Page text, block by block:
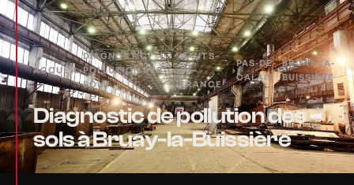
ACCUEIL›
DIAGNOSTIC
POLLUTION DES
SOLS
›
HAUTS-
DE-
FRANCE
›
PAS-DE-
CALAIS
›
BRUAY-LA-
BUISSIÈRE
Diagnostic de pollution des
sols à Bruay-la-Buissière